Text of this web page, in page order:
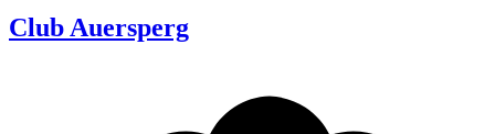
Club Auersperg